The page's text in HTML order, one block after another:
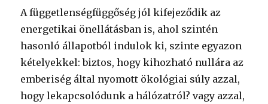
A függetlenségfüggőség jól kifejeződik az
energetikai önellátásban is, ahol szintén
hasonló állapotból indulok ki, szinte egyazon
kételyekkel: biztos, hogy kihozható nullára az
emberiség által nyomott ökológiai súly azzal,
hogy lekapcsolódunk a hálózatról? vagy azzal,